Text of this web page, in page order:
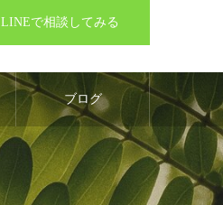
LINEで相談してみる
ブログ